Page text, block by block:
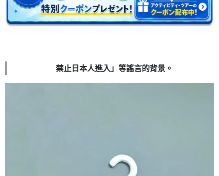
禁止日本人進入」等謠言的背景。